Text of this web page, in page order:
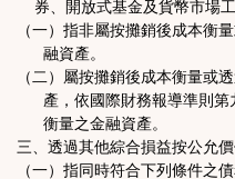
券、開放式基金及貨幣市場
（一）指非屬按攤銷後成本衡
融資產。
（二）屬按攤銷後成本衡量或
產，依國際財務報導準則第
衡量之金融資產。
三、透過其他綜合損益按公允
（一）指同時符合下列條件之